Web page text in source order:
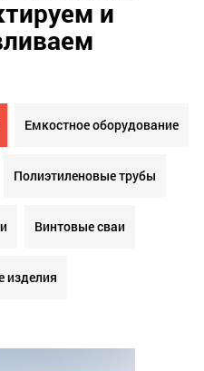
и
Емкостное оборудование
Полиэтиленовые трубы
Винтовые сваи
изделия